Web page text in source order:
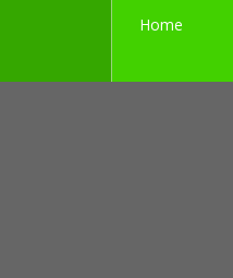
Home